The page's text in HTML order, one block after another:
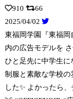
910
66
2025/04/02
東福岡学園『東福
内の広告モデルを
ひと足先に中学生に
制服と素敵な学校の
した✨ よかったら